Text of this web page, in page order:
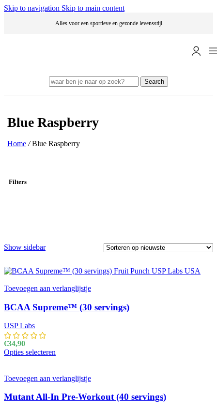
Skip to navigation Skip to main content
Alles voor een sportieve en gezonde levensstijl
Search
Blue Raspberry
Home / Blue Raspberry
Filters
Show sidebar
Toevoegen aan verlanglijstje
BCAA Supreme™ (30 servings)
USP Labs
€34,90
Opties selecteren
Toevoegen aan verlanglijstje
Mutant All-In Pre-Workout (40 servings)